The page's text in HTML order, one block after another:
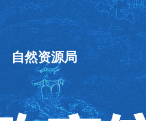
自然资源局